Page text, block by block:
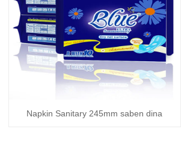
Napkin Sanitary 245mm saben dina